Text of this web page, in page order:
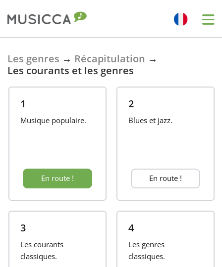
English
Español
Français
Les genres → Récapitulation →
Les courants et les genres
1
Musique populaire.
En route !
2
Blues et jazz.
En route !
3
Les courants
classiques.
4
Les genres
classiques.